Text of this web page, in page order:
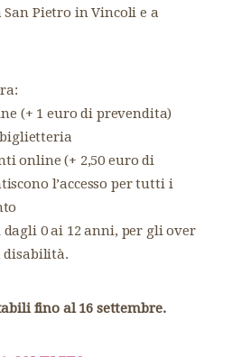
Pietro in Vincoli e a
(+ 1 euro di prevendita)
online (+ 2,50 euro di
l’accesso per tutti i
0 ai 12 anni, per gli over
disabilità.
fino al 16 settembre.